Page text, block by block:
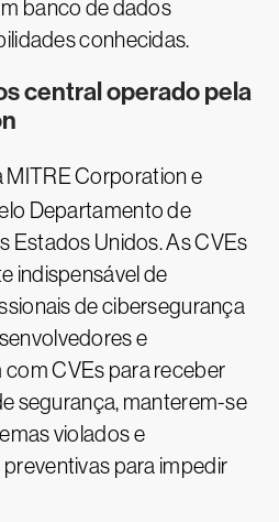
banco de dados
conhecidas.
central operado pela
MITRE Corporation e
Departamento de
Estados Unidos. As CVEs
indispensável de
de cibersegurança
e
CVEs para receber
segurança, manterem-se
violados e
para impedir